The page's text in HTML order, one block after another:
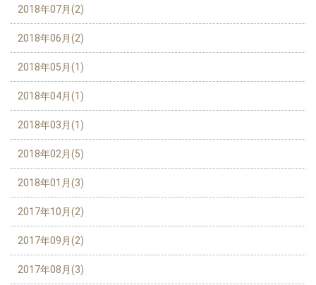
2018年07月(2)
2018年06月(2)
2018年05月(1)
2018年04月(1)
2018年03月(1)
2018年02月(5)
2018年01月(3)
2017年10月(2)
2017年09月(2)
2017年08月(3)